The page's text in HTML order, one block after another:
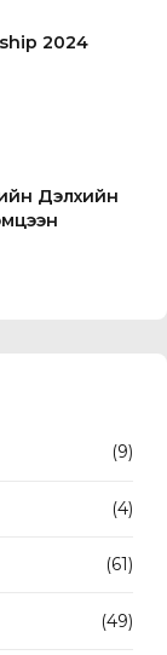
2024
Дэлхийн
(9)
(4)
(61)
(49)